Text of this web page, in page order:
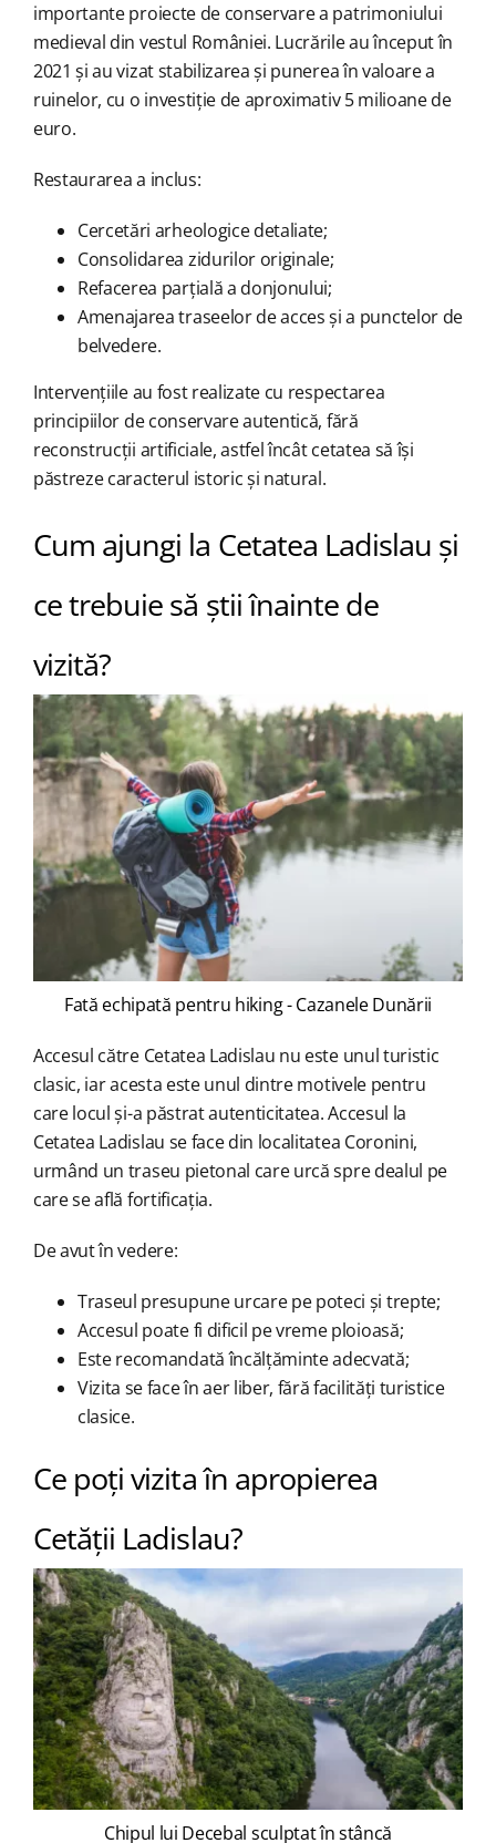
importante proiecte de conservare a patrimoniului
medieval din vestul României. Lucrările au început în
2021 și au vizat stabilizarea și punerea în valoare a
ruinelor, cu o investiție de aproximativ 5 milioane de
euro.
Restaurarea a inclus:
Cercetări arheologice detaliate;
Consolidarea zidurilor originale;
Refacerea parțială a donjonului;
Amenajarea traseelor de acces și a punctelor de
belvedere.
Intervențiile au fost realizate cu respectarea
principiilor de conservare autentică, fără
reconstrucții artificiale, astfel încât cetatea să își
păstreze caracterul istoric și natural.
Cum ajungi la Cetatea Ladislau și
ce trebuie să știi înainte de
vizită?
Fată echipată pentru hiking - Cazanele Dunării
Accesul către Cetatea Ladislau nu este unul turistic
clasic, iar acesta este unul dintre motivele pentru
care locul și-a păstrat autenticitatea. Accesul la
Cetatea Ladislau se face din localitatea Coronini,
urmând un traseu pietonal care urcă spre dealul pe
care se află fortificația.
De avut în vedere:
Traseul presupune urcare pe poteci și trepte;
Accesul poate fi dificil pe vreme ploioasă;
Este recomandată încălțăminte adecvată;
Vizita se face în aer liber, fără facilități turistice
clasice.
Ce poți vizita în apropierea
Cetății Ladislau?
Chipul lui Decebal sculptat în stâncă